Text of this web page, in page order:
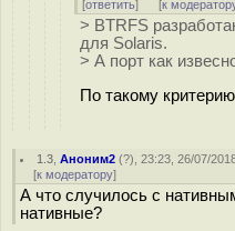
[ответить] [к
> BTRFS
для Solaris.
> А порт как
По такому
1.3 ,Аноним2 (?), 23:23, 26/07/
[к модератору]
А что случилось с
нативные?